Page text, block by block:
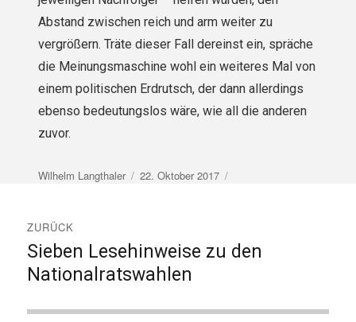
Abstand zwischen reich und arm weiter zu
vergrößern. Träte dieser Fall dereinst ein, spräche
die Meinungsmaschine wohl ein weiteres Mal von
einem politischen Erdrutsch, der dann allerdings
ebenso bedeutungslos wäre, wie all die anderen
zuvor.
Autor
Wilhelm Langthaler
Veröffentlicht
22. Oktober 2017
ZURÜCK
Vorheriger
Beitrag:
Sieben Lesehinweise zu den
Nationalratswahlen